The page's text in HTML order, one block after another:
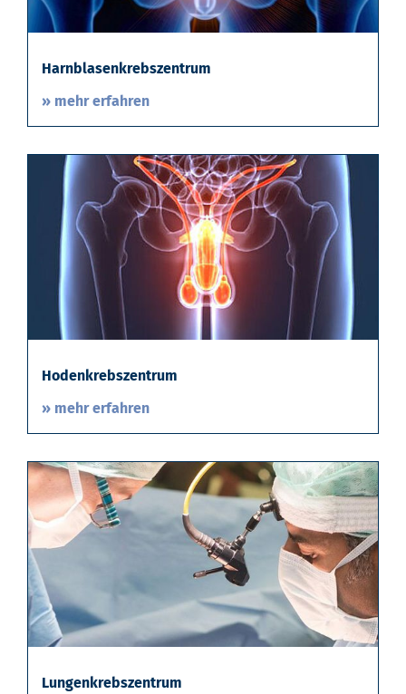
Harnblasenkrebszentrum
» mehr erfahren
Hodenkrebszentrum
» mehr erfahren
Lungenkrebszentrum